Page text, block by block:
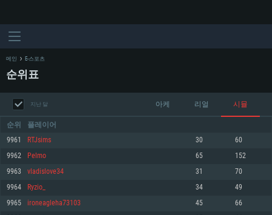
메인 E-스포츠
순위표
지난 달 아케 리얼 시뮬
순위 플레이어
9961 RTJsims 30 60
9962 Pelmo 65 152
9963 vladislove34 31 70
9964 Ryzio_ 34 49
9965 ironeagleha73103 45 66